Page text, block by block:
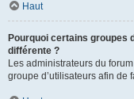
Haut
Pourquoi certains groupes
différente ?
Les administrateurs du
groupe d’utilisateurs afin de